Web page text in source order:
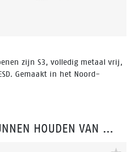
zijn S3, volledig metaal vrij,
Gemaakt in het Noord-
HOUDEN VAN …